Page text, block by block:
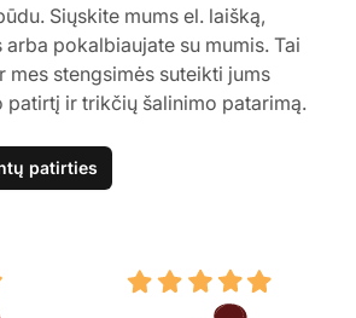
Siųskite mums el. laišką,
pokalbiaujate su mumis. Tai
mes stengsimės suteikti jums
ir trikčių šalinimo patarimą.
patirties